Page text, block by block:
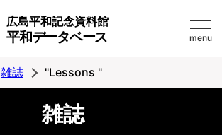
広島平和記念資料館
平和データベース menu
雑誌 "Lessons "
雑誌